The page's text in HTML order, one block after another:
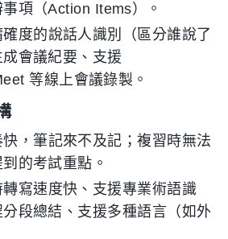
項（Action Items）。
度的說話人識別（區分誰說了
會議紀要、支援
等線上會議錄製。
快，筆記來不及記；複習時無法
的考試重點。
寫速度快、支援專業術語識
段總結、支援多種語言（如外